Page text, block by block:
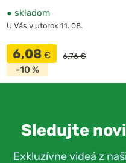
● skladom
U Vás v utorok 11. 08.
6,08 € 6,76 €
-10 %
Sledujte
Exkluzívne videá z